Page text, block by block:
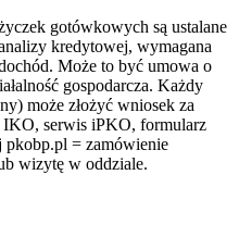
gotówkowych są ustalane
kredytowej, wymagana
Może to być umowa o
gospodarcza. Każdy
może złożyć wniosek za
IKO, serwis iPKO, formularz
pkobp.pl = zamówienie
wizytę w oddziale.